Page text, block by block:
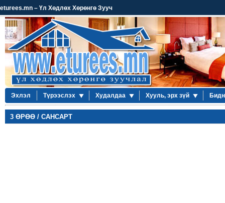
eturees.mn – Үл Хөдлөх Хөрөнгө Зууч
Эхлэл Түрээслэх Худалдаа Хууль, эрх зүй
3 ӨРӨӨ / САНСАРТ